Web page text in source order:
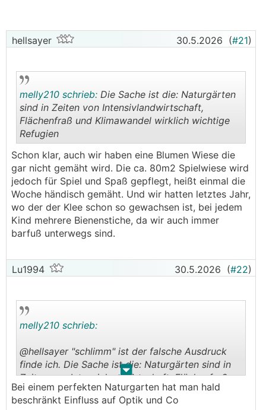
Gras wäre noch verkfraftbar, toll ists natürlich auch
nicht, wenn die Kinder statt am Rasen auf
von der Leitung ist auf Dauer sehr
kostenintensiv...und auch fraglich, ob das überhaupt
noch erlaubt sein wird in Zukunft, wenn man Wasser
sparen muss.
Was sind eure Gedanken dazu?
hellsayer 30.5.2026 (#21)
..
melly210 schrieb: Die Sache ist die: Naturgärten
sind in Zeiten von Intensivlandwirtschaft,
Flächenfraß und Klimawandel wirklich wichtige
Refugien
Schon klar, auch wir haben eine Blumen Wiese die
gar nicht gemäht wird. Die ca. 80m2 Spielwiese wird
jedoch für Spiel und Spaß gepflegt, heißt einmal die
Woche händisch gemäht. Und wir hatten letztes Jahr,
wo der der Klee schon so gewachsen ist, bei jedem
Kind mehrere Bienenstiche, da wir auch immer
barfuß unterwegs sind.
Lu1994 30.5.2026 (#22)
. .
melly210 schrieb:
@hellsayer "schlimm" ist der falsche Ausdruck
finde ich. Die Sache ist die: Naturgärten sind in
Zeiten von Intensivlandwirtschaft, Flächenfraß
und Klimawandel wirklich wichtige Refugien für
heimische Pflanzen und Insekten geworden. Sie
Bei einem perfekten Naturgarten hat man hald
beschränkt Einfluss auf Optik und Co